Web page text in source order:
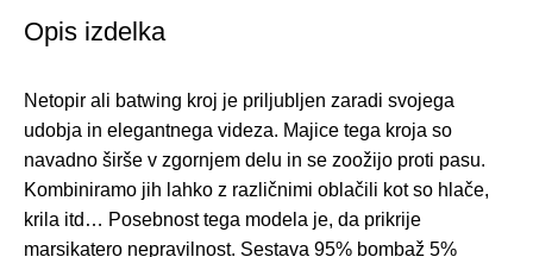
Opis izdelka
Netopir ali batwing kroj je priljubljen zaradi svojega
udobja in elegantnega videza. Majice tega kroja so
navadno širše v zgornjem delu in se zoožijo proti pasu.
Kombiniramo jih lahko z različnimi oblačili kot so hlače,
krila itd… Posebnost tega modela je, da prikrije
marsikatero nepravilnost. Sestava 95% bombaž 5%